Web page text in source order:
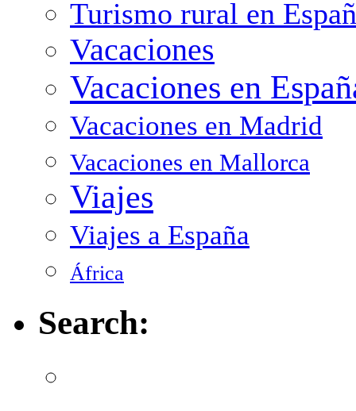
Turismo rural en
Vacaciones
Vacaciones en
Vacaciones en Madrid
Vacaciones en Mallorca
Viajes
Viajes a España
África
Search: